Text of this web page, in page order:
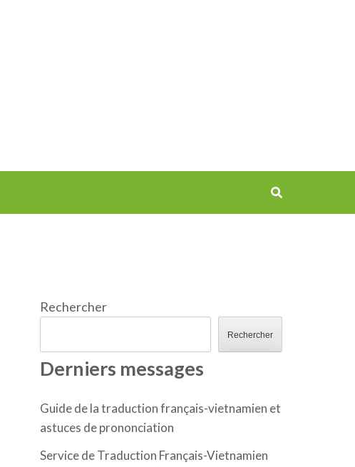
Rechercher
Rechercher
Derniers messages
Guide de la traduction français-vietnamien et
astuces de prononciation
Service de Traduction Français-Vietnamien